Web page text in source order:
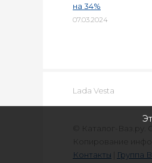
на 34%
07.03.2024
Lada Vesta
© Каталог-Ваз.ру.
Копирование
Контакты
Группа